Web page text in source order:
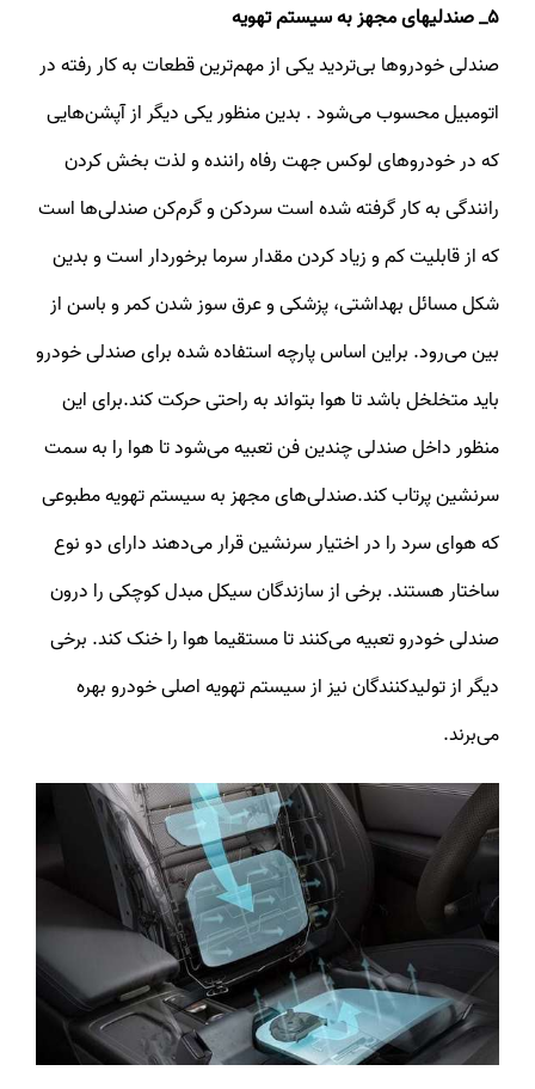
5_ صندلی­های مجهز به سیستم تهویه
صندلی خودروها بی‌تردید یکی از مهم‌ترین قطعات به کار رفته در
اتومبیل محسوب می‌شود . بدین منظور یکی دیگر از آپشن‌هایی
که در خودروهای لوکس جهت رفاه راننده و لذت بخش کردن
رانندگی به کار گرفته شده است سردکن و گرم‌کن صندلی‌ها است
که از قابلیت کم و زیاد کردن مقدار سرما برخوردار است و بدین
شکل مسائل بهداشتی، پزشکی و عرق سوز شدن کمر و باسن از
بین می‌رود. براین اساس پارچه استفاده شده برای صندلی خودرو
باید متخلخل باشد تا هوا بتواند به راحتی حرکت کند.برای این
منظور داخل صندلی چندین فن تعبیه می‌شود تا هوا را به سمت
سرنشین پرتاب کند.صندلی‌های مجهز به سیستم تهویه مطبوعی
که هوای سرد را در اختیار سرنشین قرار می‌دهند دارای دو نوع
ساختار هستند. برخی از سازندگان سیکل مبدل کوچکی را درون
صندلی خودرو تعبیه می‌کنند تا مستقیما هوا را خنک کند. برخی
دیگر از تولیدکنندگان نیز از سیستم تهویه اصلی خودرو بهره
می‌برند.